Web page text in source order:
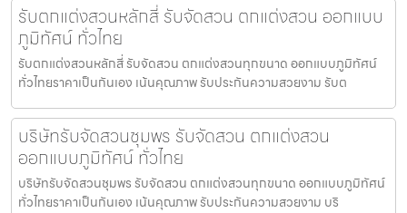
รับตกแต่งสวนหลักสี่ รับจัดสวน ตกแต่งสวน ออกแบบ
ภูมิทัศน์ ทั่วไทย
รับตกแต่งสวนหลักสี่ รับจัดสวน ตกแต่งสวนทุกขนาด ออกแบบภูมิทัศน์
ทั่วไทยราคาเป็นกันเอง เน้นคุณภาพ รับประกันความสวยงาม รับต
บริษัทรับจัดสวนชุมพร รับจัดสวน ตกแต่งสวน
ออกแบบภูมิทัศน์ ทั่วไทย
บริษัทรับจัดสวนชุมพร รับจัดสวน ตกแต่งสวนทุกขนาด ออกแบบภูมิทัศน์
ทั่วไทยราคาเป็นกันเอง เน้นคุณภาพ รับประกันความสวยงาม บริ